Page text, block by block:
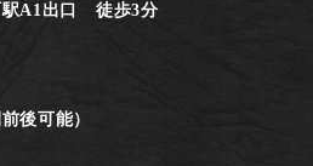
駅A1出口 徒歩3分
後可能）